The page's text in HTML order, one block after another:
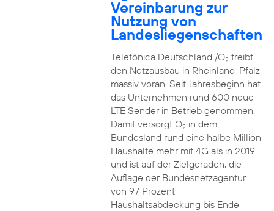
Vereinbarung zur
Nutzung von
Landesliegenschaften
Telefónica Deutschland /O2treibt
den Netzausbau in Rheinland-Pfalz
massiv voran. Seit Jahresbeginn hat
das Unternehmen rund 600 neue
LTE Sender in Betrieb genommen.
Damit versorgt O2in dem
Bundesland rund eine halbe Million
Haushalte mehr mit 4G als in 2019
und ist auf der Zielgeraden, die
Auflage der Bundesnetzagentur
von 97 Prozent
Haushaltsabdeckung bis Ende